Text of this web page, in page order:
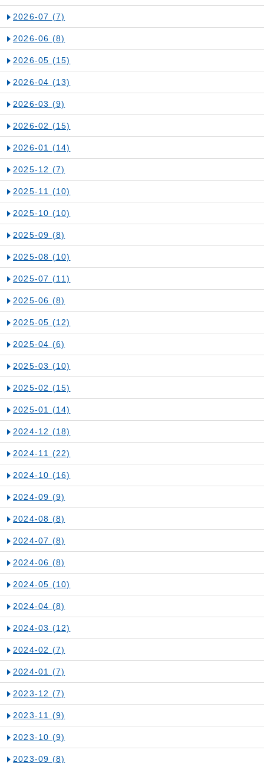
2026-07 (7)
2026-06 (8)
2026-05 (15)
2026-04 (13)
2026-03 (9)
2026-02 (15)
2026-01 (14)
2025-12 (7)
2025-11 (10)
2025-10 (10)
2025-09 (8)
2025-08 (10)
2025-07 (11)
2025-06 (8)
2025-05 (12)
2025-04 (6)
2025-03 (10)
2025-02 (15)
2025-01 (14)
2024-12 (18)
2024-11 (22)
2024-10 (16)
2024-09 (9)
2024-08 (8)
2024-07 (8)
2024-06 (8)
2024-05 (10)
2024-04 (8)
2024-03 (12)
2024-02 (7)
2024-01 (7)
2023-12 (7)
2023-11 (9)
2023-10 (9)
2023-09 (8)